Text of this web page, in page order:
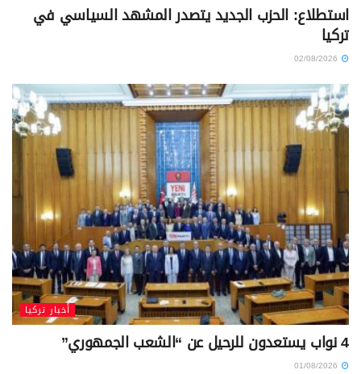
استطلاع: الحزب الجديد يتصدر المشهد السياسي في
تركيا
02/08/2026
أخبار تركيا
4 نواب يستعدون للرحيل عن “الشعب الجمهوري”
01/08/2026